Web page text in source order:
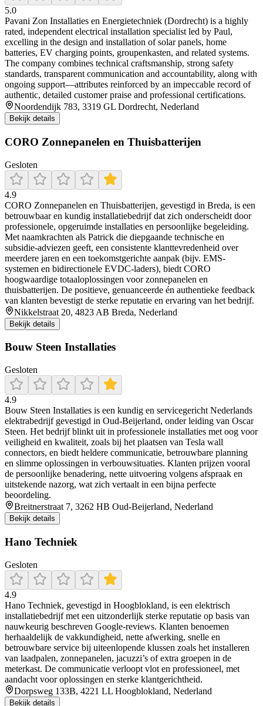
5.0
Pavani Zon Installaties en Energietechniek (Dordrecht) is a highly
rated, independent electrical installation specialist led by Paul,
excelling in the design and installation of solar panels, home
batteries, EV charging points, groupenkasten, and related systems.
The company combines technical craftsmanship, strong safety
standards, transparent communication and accountability, along with
ongoing support—attributes reinforced by an impeccable record of
authentic, detailed customer praise and professional certifications.
Noordendijk 783, 3319 GL Dordrecht, Nederland
Bekijk details
CORO Zonnepanelen en Thuisbatterijen
Gesloten
4.9
CORO Zonnepanelen en Thuisbatterijen, gevestigd in Breda, is een
betrouwbaar en kundig installatiebedrijf dat zich onderscheidt door
professionele, opgeruimde installaties en persoonlijke begeleiding.
Met naamkrachten als Patrick die diepgaande technische en
subsidie-adviezen geeft, een consistente klanttevredenheid over
meerdere jaren en een toekomstgerichte aanpak (bijv. EMS-
systemen en bidirectionele EVDC-laders), biedt CORO
hoogwaardige totaaloplossingen voor zonnepanelen en
thuisbatterijen. De positieve, genuanceerde én authentieke feedback
van klanten bevestigt de sterke reputatie en ervaring van het bedrijf.
Nikkelstraat 20, 4823 AB Breda, Nederland
Bekijk details
Bouw Steen Installaties
Gesloten
4.9
Bouw Steen Installaties is een kundig en servicegericht Nederlands
elektrabedrijf gevestigd in Oud-Beijerland, onder leiding van Oscar
Steen. Het bedrijf blinkt uit in professionele installaties met oog voor
veiligheid en kwaliteit, zoals bij het plaatsen van Tesla wall
connectors, en biedt heldere communicatie, betrouwbare planning
en slimme oplossingen in verbouwsituaties. Klanten prijzen vooral
de persoonlijke benadering, nette uitvoering volgens afspraak en
uitstekende nazorg, wat zich vertaalt in een bijna perfecte
beoordeling.
Breitnerstraat 7, 3262 HB Oud-Beijerland, Nederland
Bekijk details
Hano Techniek
Gesloten
4.9
Hano Techniek, gevestigd in Hoogblokland, is een elektrisch
installatiebedrijf met een uitzonderlijk sterke reputatie op basis van
nauwkeurig beschreven Google-reviews. Klanten benoemen
herhaaldelijk de vakkundigheid, nette afwerking, snelle en
betrouwbare service bij uiteenlopende klussen zoals het installeren
van laadpalen, zonnepanelen, jacuzzi’s of extra groepen in de
meterkast. De communicatie verloopt vlot en professioneel, met
aandacht voor oplossingen en sterke klantgerichtheid.
Dorpsweg 133B, 4221 LL Hoogblokland, Nederland
Bekijk details